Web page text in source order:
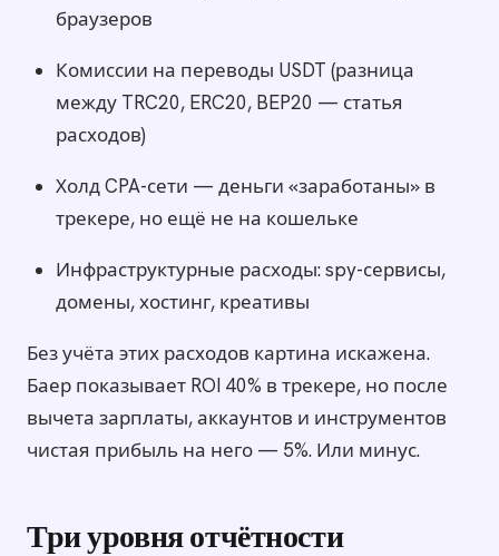
браузеров
Комиссии на переводы USDT (разница
между TRC20, ERC20, BEP20 — статья
расходов)
Холд CPA-сети — деньги «заработаны» в
трекере, но ещё не на кошельке
Инфраструктурные расходы: spy-сервисы,
домены, хостинг, креативы
Без учёта этих расходов картина искажена.
Баер показывает ROI 40% в трекере, но после
вычета зарплаты, аккаунтов и инструментов
чистая прибыль на него — 5%. Или минус.
Три уровня отчётности